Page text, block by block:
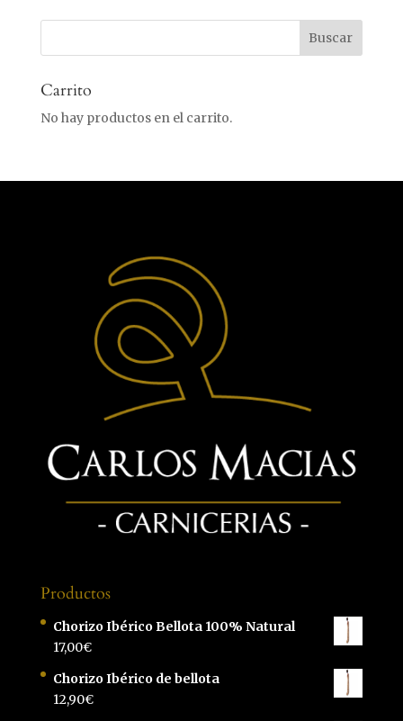
Carrito
No hay productos en el carrito.
Productos
Chorizo Ibérico Bellota 100% Natural
17,00€
Chorizo Ibérico de bellota
12,90€